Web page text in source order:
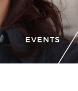
EVENTS